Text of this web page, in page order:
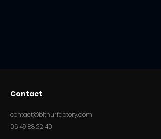
Contact
contact@bithurfactory.com
06 49 88 22 40